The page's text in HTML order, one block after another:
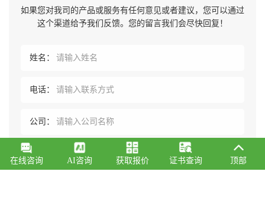
在线咨询 AI咨询 获取报价 证书查询 顶部
如果您对我司的产品或服务有任何意见或者建议，您可以通过
这个渠道给予我们反馈。您的留言我们会尽快回复！
姓名：
电话：
公司：
内容：